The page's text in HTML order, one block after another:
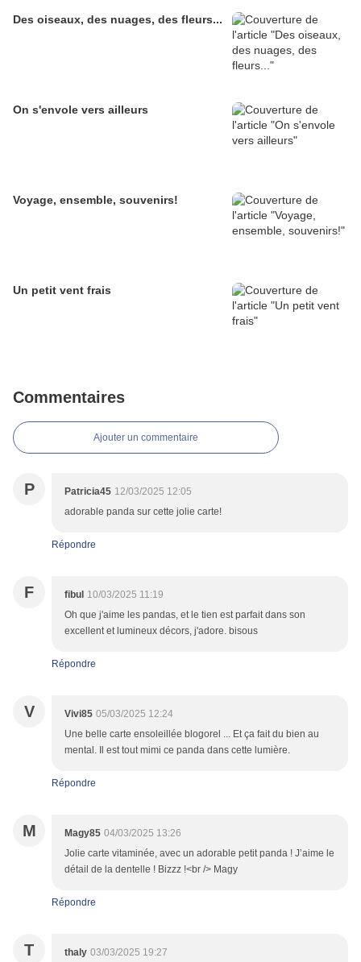
Des oiseaux, des nuages, des fleurs...
On s'envole vers ailleurs
Voyage, ensemble, souvenirs!
Un petit vent frais
Commentaires
Ajouter un commentaire
P Patricia45 12/03/2025 12:05
adorable panda sur cette jolie carte!
Répondre
F fibul 10/03/2025 11:19
Oh que j'aime les pandas, et le tien est parfait dans son
excellent et lumineux décors, j'adore. bisous
Répondre
V Vivi85 05/03/2025 12:24
Une belle carte ensoleillée blogorel ... Et ça fait du bien au
mental. Il est tout mimi ce panda dans cette lumière.
Répondre
M Magy85 04/03/2025 13:26
Jolie carte vitaminée, avec un adorable petit panda ! J’aime le
détail de la dentelle ! Bizzz !<br /> Magy
Répondre
T thaly 03/03/2025 19:27